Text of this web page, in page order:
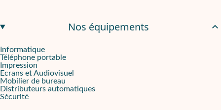
Nos équipements
Informatique
Téléphone portable
Impression
Ecrans et Audiovisuel
Mobilier de bureau
Distributeurs automatiques
Sécurité